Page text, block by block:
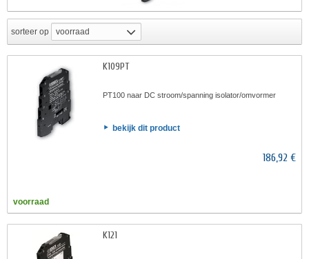
sorteer op voorraad
K109PT
PT100 naar DC stroom/spanning isolator/omvormer
bekijk dit product
186,92 €
voorraad
K121